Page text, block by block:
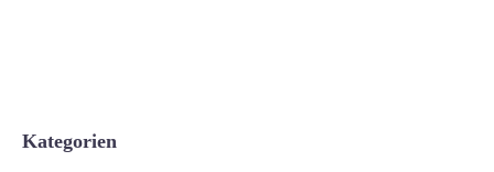
Kategorien